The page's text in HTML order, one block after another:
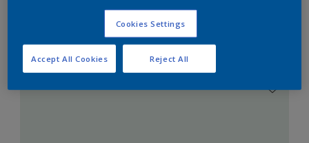
Le Blanc Parfait
Cookies Settings
Reject All
Accept All Cookies